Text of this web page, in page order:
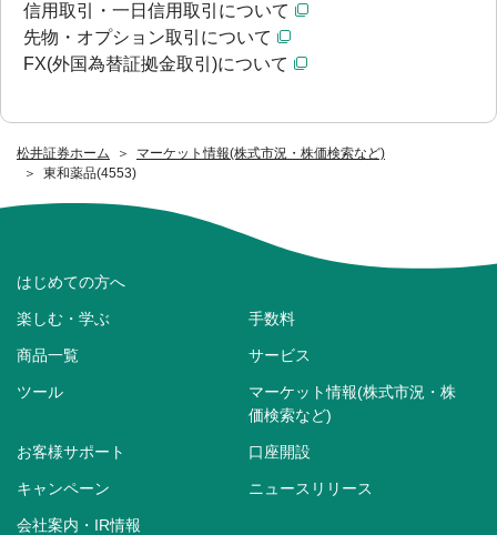
松井証券ホーム
マーケット情報(株式市況・株価検索など)
東和薬品(4553)
信用取引・一日信用取引について
先物・オプション取引について
FX(外国為替証拠金取引)について
はじめての方へ
楽しむ・学ぶ 手数料
商品一覧 サービス
ツール
マーケット情報(株式市況・株
価検索など)
お客様サポート 口座開設
キャンペーン ニュースリリース
会社案内・IR情報